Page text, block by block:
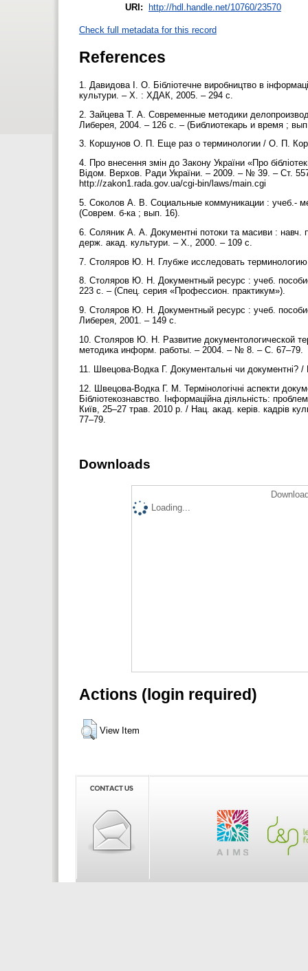
URI: http://hdl.handle.net/10760/23570
Check full metadata for this record
References
1. Давидова І. О. Бібліотечне виробництво в
культури. – Х. : ХДАК, 2005. – 294 с.
2. Зайцева Т. А. Современные методики
Либерея, 2004. – 126 с. – (Библиотекарь и время ;
3. Коршунов О. П. Еще раз о терминологии / О. П.
4. Про внесення змін до Закону України «Про
Відом. Верхов. Ради України. – 2009. – № 39. – Ст.
http://zakon1.rada.gov.ua/cgi-bin/laws/main.cgi
5. Соколов А. В. Социальные коммуникации : учеб.-
(Соврем. б-ка ; вып. 16).
6. Соляник А. А. Документні потоки та масиви :
держ. акад. культури. – Х., 2000. – 109 с.
7. Столяров Ю. Н. Глубже исследовать
8. Столяров Ю. Н. Документный ресурс : учеб.
223 с. – (Спец. серия «Профессион. практикум»).
9. Столяров Ю. Н. Документный ресурс : учеб.
Либерея, 2001. – 149 с.
10. Столяров Ю. Н. Развитие документологической
методика информ. работы. – 2004. – № 8. – С. 67–79.
11. Швецова-Водка Г. Документальні чи
12. Швецова-Водка Г. М. Термінологічні аспекти
Бібліотекознавство. Інформаційна діяльність:
Київ, 25–27 трав. 2010 р. / Нац. акад. керів. кадрів
77–79.
Downloads
Loading...
Actions (login required)
View Item